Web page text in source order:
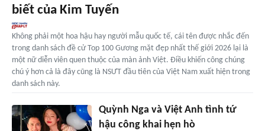
biết của Kim Tuyến
Không phải một hoa hậu hay người mẫu quốc tế, cái tên được nhắc đến
trong danh sách đề cử Top 100 Gương mặt đẹp nhất thế giới 2026 lại là
một nữ diễn viên quen thuộc của màn ảnh Việt. Điều khiến công chúng
chú ý hơn cả là đây cũng là NSƯT đầu tiên của Việt Nam xuất hiện trong
danh sách này.
Quỳnh Nga và Việt Anh tình tứ
hậu công khai hẹn hò